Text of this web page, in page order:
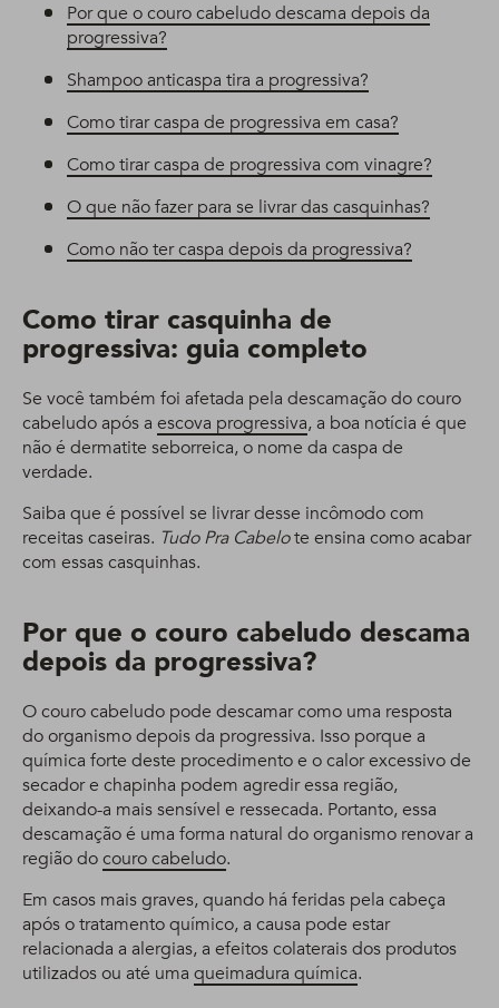
Por que o couro cabeludo descama depois da
progressiva?
Shampoo anticaspa tira a progressiva?
Como tirar caspa de progressiva em casa?
Como tirar caspa de progressiva com vinagre?
O que não fazer para se livrar das casquinhas?
Como não ter caspa depois da progressiva?
Como tirar casquinha de
progressiva: guia completo
Se você também foi afetada pela descamação do couro
cabeludo após a escova progressiva, a boa notícia é que
não é dermatite seborreica, o nome da caspa de
verdade.
Saiba que é possível se livrar desse incômodo com
receitas caseiras. Tudo Pra Cabelote ensina como acabar
com essas casquinhas.
Por que o couro cabeludo descama
depois da progressiva?
O couro cabeludo pode descamar como uma resposta
do organismo depois da progressiva. Isso porque a
química forte deste procedimento e o calor excessivo de
secador e chapinha podem agredir essa região,
deixando-a mais sensível e ressecada. Portanto, essa
descamação é uma forma natural do organismo renovar a
região docouro cabeludo.
Em casos mais graves, quando há feridas pela cabeça
após o tratamento químico, a causa pode estar
relacionada a alergias, a efeitos colaterais dos produtos
utilizados ou até uma queimadura química.